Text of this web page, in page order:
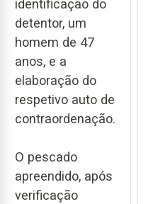
identificação do
detentor, um
homem de 47
anos, e a
elaboração do
respetivo auto de
contraordenação.
O pescado
apreendido, após
verificação